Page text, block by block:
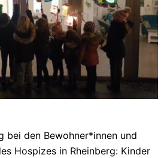
bei den Bewohner*innen und
Hospizes in Rheinberg: Kinder